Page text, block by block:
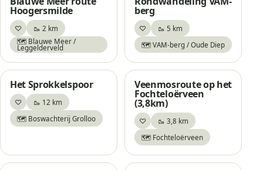
Hoogersmilde
♡Bewaar🥾 2 km
🗺️ Blauwe Meer /
Leggelderveld
berg
♡Bewaar🥾 5 km
🗺️ VAM-berg / Oude Diep
Het Sprokkelspoor
♡Bewaar🥾 12 km
🗺️ Boswachterij Grolloo
Veenmosroute op het
Fochteloërveen
(3,8km)
♡Bewaar🥾 3,8 km
🗺️ Fochteloërveen